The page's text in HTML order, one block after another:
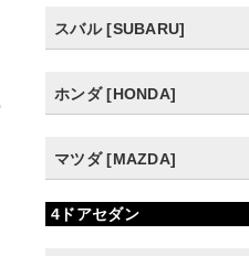
スバル [SUBARU]
ホンダ [HONDA]
マツダ [MAZDA]
4ドアセダン